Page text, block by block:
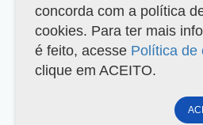
concorda com a política
cookies. Para ter mais
é feito, acesse Política de
clique em ACEITO.